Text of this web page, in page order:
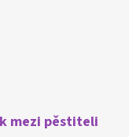
mezi pěstiteli